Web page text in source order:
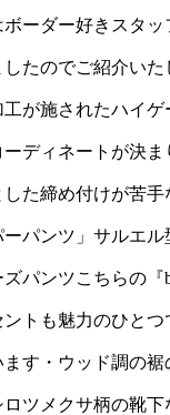
ますね
用してい
カラー/
ネンジョ
上が長
パーズパ
も魅力の
麻レー
ーダー好きスタ
たのでご紹介い
が施されたハイ
ディネートが決
た締め付けが苦
パンツ」サルエ
パンツこちらの
トも魅力のひと
す・ウッド調の
ツメクサ柄の靴下